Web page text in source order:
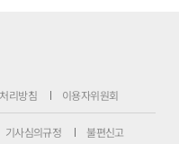
리방침 이용자위원회
기사심의규정 불편신고